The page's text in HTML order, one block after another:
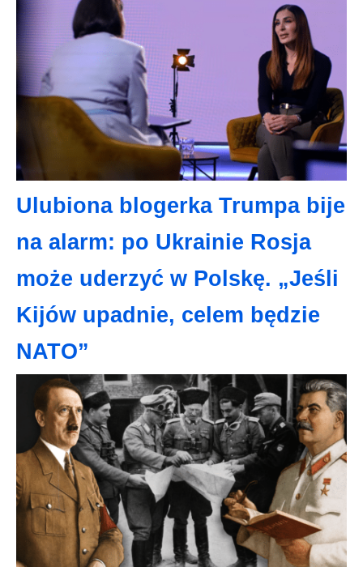
Ulubiona blogerka Trumpa bije
na alarm: po Ukrainie Rosja
może uderzyć w Polskę. „Jeśli
Kijów upadnie, celem będzie
NATO”